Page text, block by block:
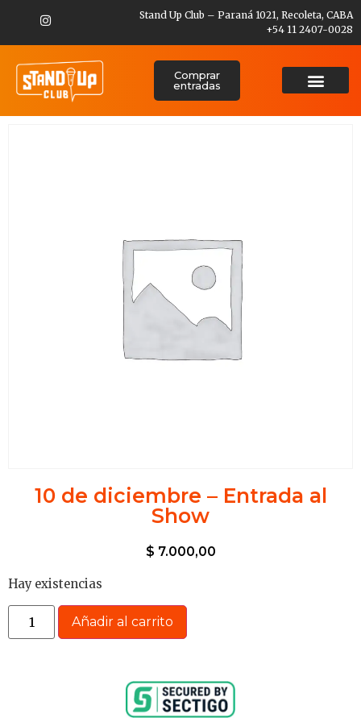
Stand Up Club – Paraná 1021, Recoleta, CABA
+54 11 2407-0028
Comprar
entradas
10 de diciembre – Entrada al
Show
$ 7.000,00
Hay existencias
Añadir al carrito